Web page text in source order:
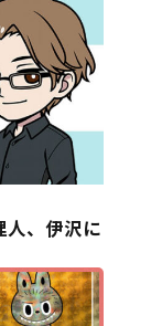
人、伊沢に